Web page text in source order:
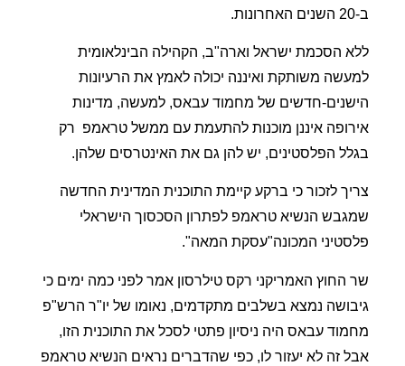
ב-20 השנים האחרונות.
ללא הסכמת ישראל וארה"ב, הקהילה הבינלאומית
למעשה משותקת ואיננה יכולה לאמץ את הרעיונות
הישנים-חדשים של מחמוד עבאס, למעשה, מדינות
אירופה איננן מוכנות להתעמת עם ממשל טראמפ רק
בגלל הפלסטינים, יש להן גם את האינטרסים שלהן.
צריך לזכור כי ברקע קיימת התוכנית המדינית החדשה
שמגבש הנשיא טראמפ לפתרון הסכסוך הישראלי
פלסטיני המכונה"עסקת המאה".
שר החוץ האמריקני רקס טילרסון אמר לפני כמה ימים כי
גיבושה נמצא בשלבים מתקדמים, נאומו של יו"ר הרש"פ
מחמוד עבאס היה ניסיון פתטי לסכל את התוכנית הזו,
אבל זה לא יעזור לו, כפי שהדברים נראים הנשיא טראמפ